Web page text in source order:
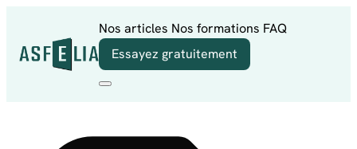
Nos articles Nos formations FAQ
Essayez gratuitement